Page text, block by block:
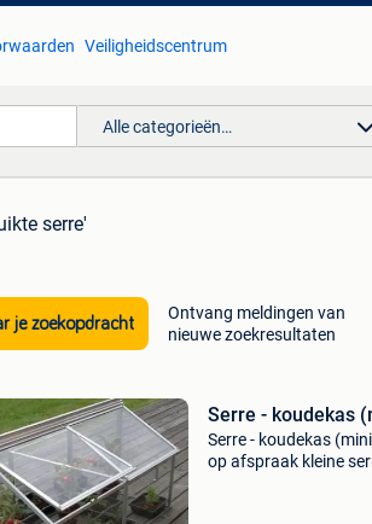
Veiligheidscentrum
Alle categorieën…
serre'
je zoekopdracht
Ontvang meldingen van
nieuwe zoekresultaten
Serre - koudekas
Serre - koudekas
op afspraak kleine